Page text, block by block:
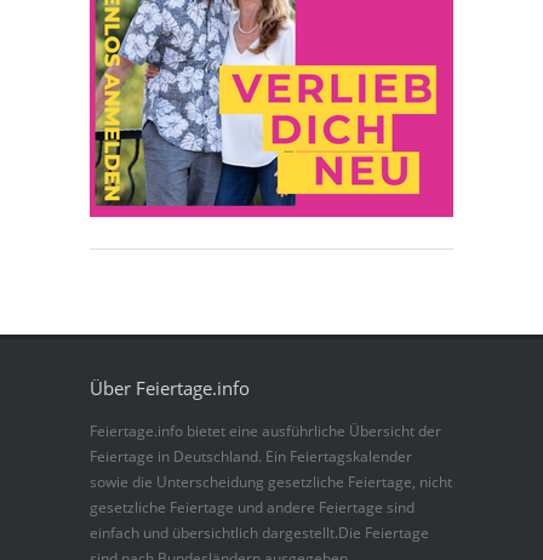
Über Feiertage.info
Feiertage.info bietet eine ausführliche Übersicht der
Feiertage in Deutschland. Ein Feiertagskalender
sowie die Unterscheidung gesetzliche Feiertage, nicht
gesetzliche Feiertage und andere Feiertage sind
einfach und übersichtlich dargestellt.Die Feiertage